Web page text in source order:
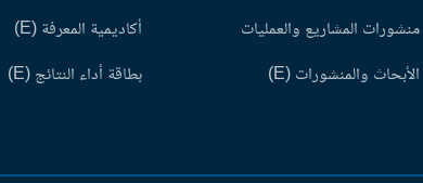
منشورات المشاريع والعمليات
الأبحاث والمنشورات (E)
أكاديمية المعرفة (E)
بطاقة أداء النتائج (E)